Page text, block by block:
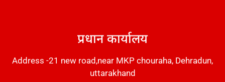
प्रधान कार्यालय
Address -21 new road,near MKP chouraha, Dehradun,
uttarakhand